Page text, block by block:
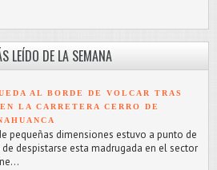
LEÍDO DE LA SEMANA
AL BORDE DE VOLCAR TRAS
LA CARRETERA CERRO DE
pequeñas dimensiones estuvo a punto de
despistarse esta madrugada en el sector